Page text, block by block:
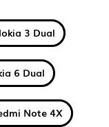
3 Dual
6 Dual
Note 4X